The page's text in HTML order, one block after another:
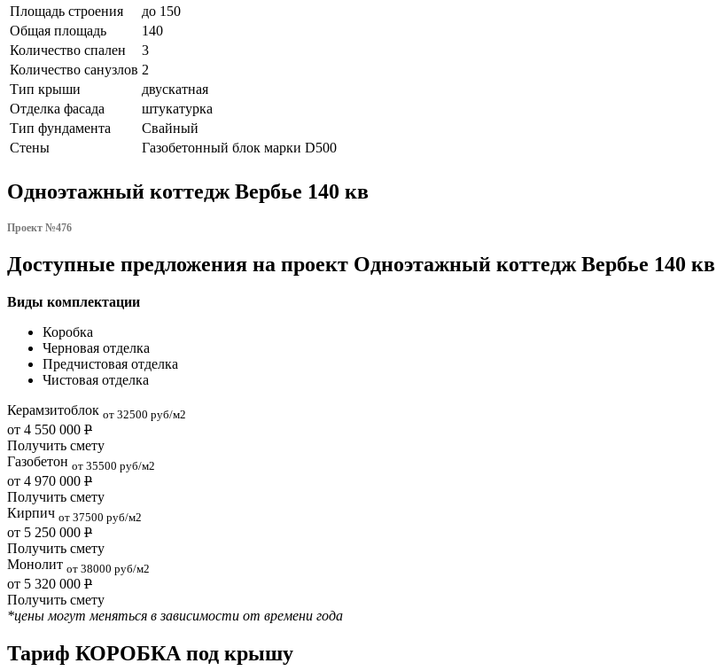
Площадь строения
до 150
Общая площадь
140
Количество спален
3
Количество санузлов 2
Тип крыши
двускатная
Отделка фасада
штукатурка
Тип фундамента
Свайный
Стены
Газобетонный блок марки D500
Одноэтажный коттедж Вербье 140 кв
Проект №476
Доступные предложения на проект Одноэтажный коттедж Вербье 140 кв
Виды комплектации
Коробка
Черновая отделка
Предчистовая отделка
Чистовая отделка
Керамзитоблок от 32500 руб/м2
от 4 550 000 Р
Получить смету
Газобетон от 35500 руб/м2
от 4 970 000 Р
Получить смету
Кирпич от 37500 руб/м2
от 5 250 000 Р
Получить смету
Монолит от 38000 руб/м2
от 5 320 000 Р
Получить смету
*цены могут меняться в зависимости от времени года
Тариф КОРОБКА под крышу